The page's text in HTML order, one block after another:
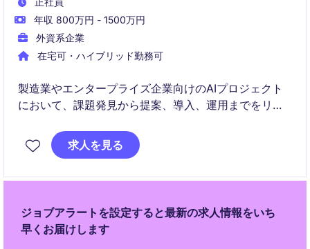
年収 800万円 - 1500万円
外資系企業
在宅可・ハイブリッド勤務可
製造業やエンタープライズ企業向けのAIプロジェクト
において、課題発見から提案、導入、運用までをリー
つなぎながら、生成AI・機械学習・LLMを活用したビ
ジネス変革を推進いただきます。
求人を見る
ジョブアラートを設定すると最新の求人情報をいち
早くお届けします